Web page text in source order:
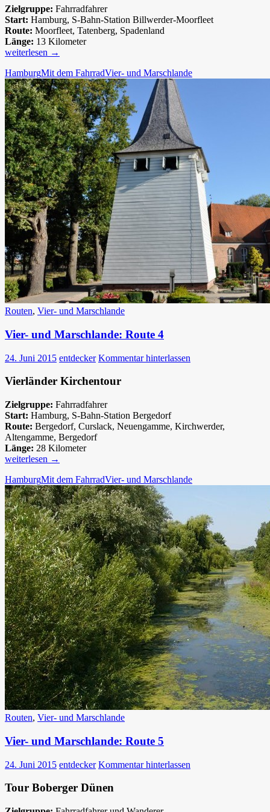
Zielgruppe: Fahrradfahrer
Start: Hamburg, S-Bahn-Station Billwerder-Moorfleet
Route: Moorfleet, Tatenberg, Spadenland
Länge: 13 Kilometer
Vier-
Marschlande:
Route
3
weiterlesen →
HamburgMit dem FahrradVier- und Marschlande
Routen, Vier- und Marschlande
Vier- und Marschlande: Route 4
24. Juni 2015 entdecker Kommentar hinterlassen
Vierländer Kirchentour
Zielgruppe: Fahrradfahrer
Start: Hamburg, S-Bahn-Station Bergedorf
Route: Bergedorf, Curslack, Neuengamme, Kirchwerder,
Altengamme, Bergedorf
Länge: 28 Kilometer
Vier-
Marschlande:
Route
4
weiterlesen →
HamburgMit dem FahrradVier- und Marschlande
Routen, Vier- und Marschlande
Vier- und Marschlande: Route 5
24. Juni 2015 entdecker Kommentar hinterlassen
Tour Boberger Dünen